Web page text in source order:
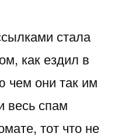
стала
как ездил в
чем они так им
весь спам
тот что не